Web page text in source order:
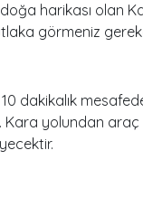
harikası olan
görmeniz
dakikalık
yolundan araç